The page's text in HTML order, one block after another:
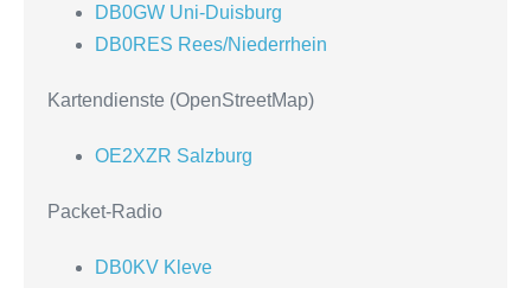
DB0GW Uni-Duisburg
DB0RES Rees/Niederrhein
Kartendienste (OpenStreetMap)
OE2XZR Salzburg
Packet-Radio
DB0KV Kleve